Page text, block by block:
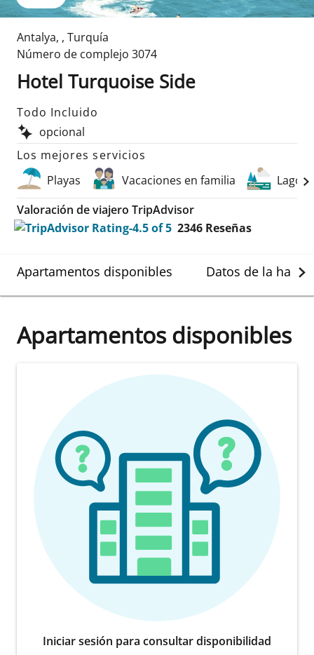
Antalya, , Turquía
Número de complejo 3074
Hotel Turquoise Side
Todo Incluido
opcional
Los mejores servicios
Playas
Vacaciones en familia
Lagos
Valoración de viajero TripAdvisor
2346 Reseñas
Apartamentos disponibles Datos de la
Apartamentos disponibles
Iniciar sesión para consultar disponibilidad